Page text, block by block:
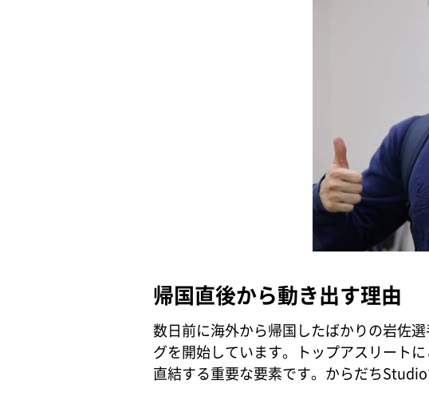
帰国直後から動き出す理由
数日前に海外から帰国したばかりの岩佐
グを開始しています。トップアスリート
直結する重要な要素です。からだち